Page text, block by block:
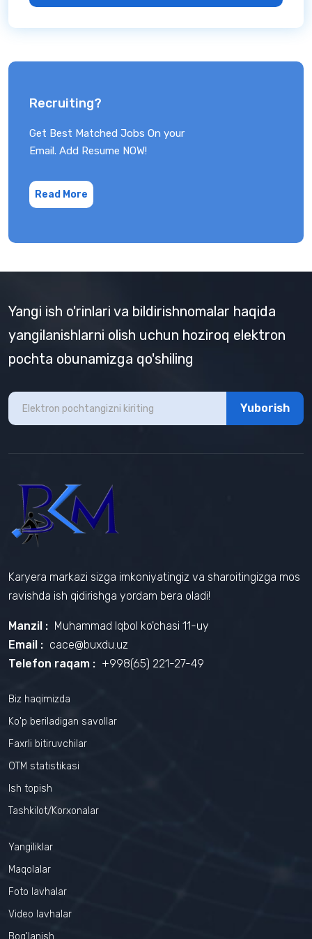
Recruiting?
Get Best Matched Jobs On your
Email. Add Resume NOW!
Read More
Yangi ish o'rinlari va bildirishnomalar haqida
yangilanishlarni olish uchun hoziroq elektron
pochta obunamizga qo'shiling
Yuborish
Karyera markazi sizga imkoniyatingiz va sharoitingizga mos
ravishda ish qidirishga yordam bera oladi!
Manzil : Muhammad Iqbol ko'chasi 11-uy
Email : cace@buxdu.uz
Telefon raqam : +998(65) 221-27-49
Biz haqimizda
Ko'p beriladigan savollar
Faxrli bitiruvchilar
OTM statistikasi
Ish topish
Tashkilot/Korxonalar
Yangiliklar
Maqolalar
Foto lavhalar
Video lavhalar
Bog'lanish